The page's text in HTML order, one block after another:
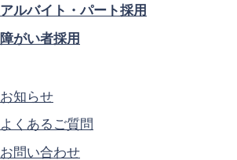
アルバイト・パート採用
障がい者採用
お知らせ
よくあるご質問
お問い合わせ